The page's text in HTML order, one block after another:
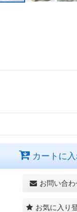
カートに
お問い合わ
お気に入り